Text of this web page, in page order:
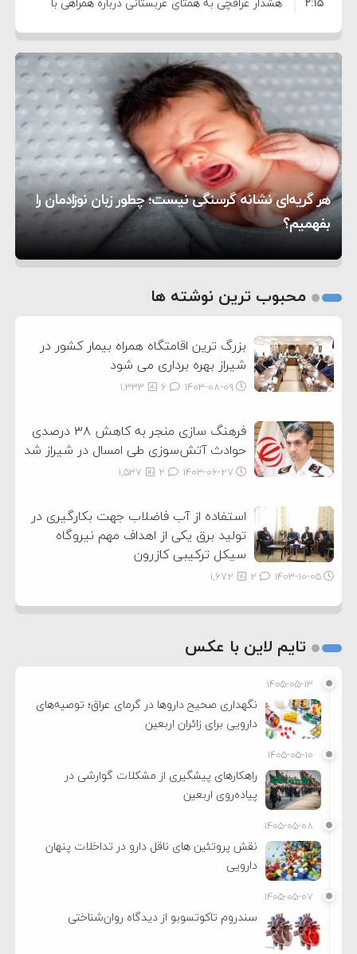
آمریکا
مقام ارشد امنیتی: برنامه گسترده‌ای برای پاسخ به
دیوانگی آمریکا داریم
۷:۱۰
ترامپ دستور حملات جدید علیه ایران را صادر کرد
۵:۴۵
سپاه: دو نفتکش متخلف مورد اصابت قرار گرفته و
متوقف شدند
۱۲:۵۹
ترامپ مدعی توافق تاریخی برای خلع سلاح کامل
حماس شد
۸:۵۷
اعتراض عراقچی به همتای بلغارستانی به دلیل کمک
به آمریکا در حملات به ایران
۱۶:۱۹
کشورهایی که به متجاوزان کمک می کنند پاسخ
سختی خواهند گرفت
۱۰:۱۵
سنتکام پایان تجاوز جدید به ایران را اعلام کرد
۶:۰۵
هر گریه‌ای نشانه گرسنگی نیست؛ چطور زبان نوزادمان را
بفهمیم؟
تغذیه پدر می‌تواند بر سلامت نوزاد تأثیر بگذارد
روی دیگر زندگی
2
محبوب ترین نوشته ها
بزرگ ترین اقامتگاه همراه بیمار کشور در
شیراز بهره برداری می شود
۱۴۰۳-۰۸-۰۹ 1,333
فرهنگ سازی منجر به کاهش ۳۸ درصدی
حوادث آتش‌سوزی طی امسال در شیراز شد
۱۴۰۳-۰۶-۲۷ 1,537
استفاده از آب فاضلاب جهت بکارگیری در
تولید برق یکی از اهداف مهم نیروگاه
سیکل ترکیبی کازرون
۱۴۰۳-۱۰-۰۵ 1,672
تایم لاین با عکس
۱۴۰۵-۰۵-۱۳
نگهداری صحیح داروها در گرمای عراق؛ توصیه‌های
دارویی برای زائران اربعین
۱۴۰۵-۰۵-۱۰
راهکارهای پیشگیری از مشکلات گوارشی در
پیاده‌روی اربعین
۱۴۰۵-۰۵-۰۸
نقش پروتئین های ناقل دارو در تداخلات پنهان
دارویی
۱۴۰۵-۰۵-۰۷
سندروم تاکوتسوبو از دیدگاه روان‌شناختی